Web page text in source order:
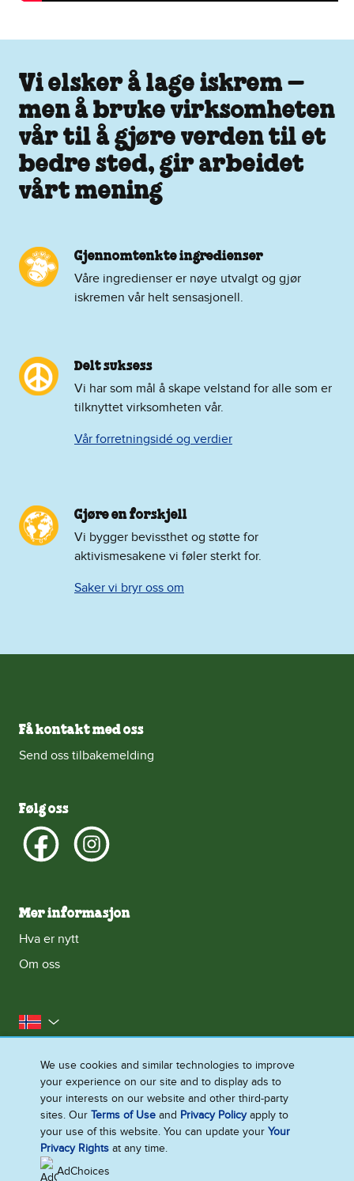
Vi elsker å lage iskrem –
men å bruke virksomheten
vår til å gjøre verden til et
bedre sted, gir arbeidet
vårt mening
Gjennomtenkte ingredienser
Våre ingredienser er nøye utvalgt og gjør
iskremen vår helt sensasjonell.
Delt suksess
Vi har som mål å skape velstand for alle som er
tilknyttet virksomheten vår.
Vår forretningsidé og verdier
Gjøre en forskjell
Vi bygger bevissthet og støtte for
aktivismesakene vi føler sterkt for.
Saker vi bryr oss om
Få kontakt med oss
Send oss tilbakemelding
Følg oss
Mer informasjon
Hva er nytt
Om oss
Norge
Kontakt oss
Erklæring om informasjonskapsler
Juridisk
Personvernerklæring
Tilgjengelighet
Nettstedoversikt
Endre Instillinger
We use cookies and similar technologies to improve
your experience on our site and to display ads to
your interests on our website and other third-party
sites. OurTerms of Use and Privacy Policyapply to
your use of this website. You can update yourYour
Privacy Rights at any time.
AdChoices